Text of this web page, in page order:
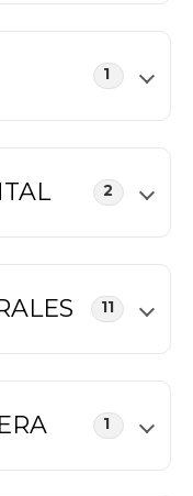
1
2
11
1